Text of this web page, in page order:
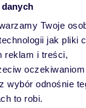
Twoje
jak pliki
reklam i treści,
oczekiwaniom
wybór odnośnie
to robi.
27,04
Sprzedam inwestycyjny lokal usługowy 27,04 m²
z